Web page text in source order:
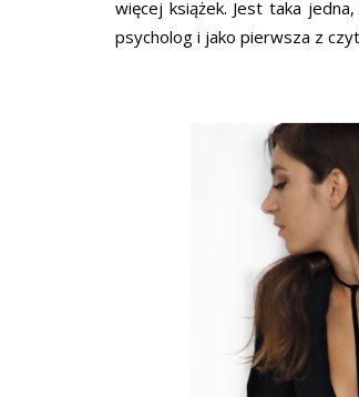
więcej książek. Jest taka
psycholog i jako pierwsza z